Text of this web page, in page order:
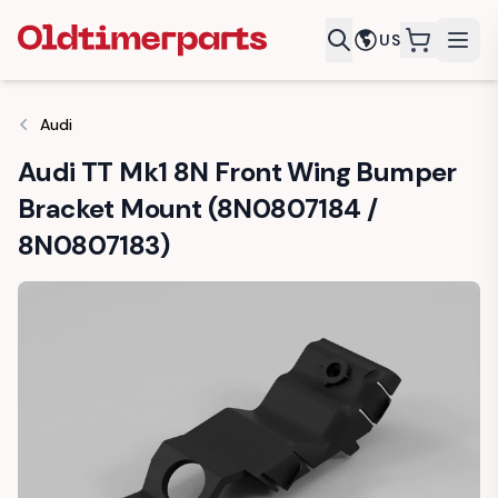
US
Audi
Audi TT Mk1 8N Front Wing Bumper
Bracket Mount (8N0807184 /
8N0807183)